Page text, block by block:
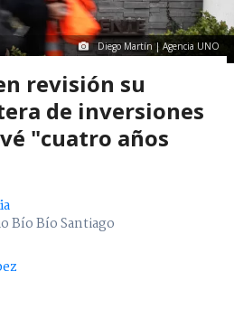
Diego Martín | Agencia UNO
revisión su
de inversiones
"cuatro años
Bío Bío Santiago